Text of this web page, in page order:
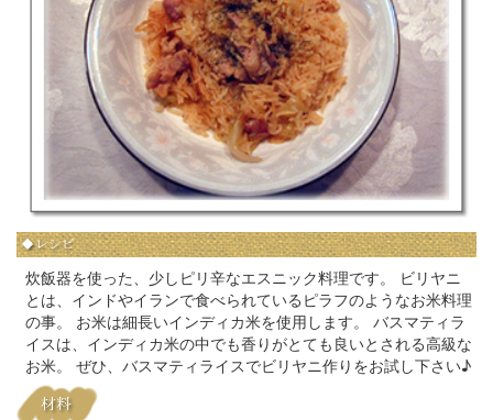
炊飯器を使った、少しピリ辛なエスニック料理です。 ビリヤニ
とは、インドやイランで食べられているピラフのようなお米料理
の事。 お米は細長いインディカ米を使用します。 バスマティラ
イスは、インディカ米の中でも香りがとても良いとされる高級な
お米。 ぜひ、バスマティライスでビリヤニ作りをお試し下さい♪